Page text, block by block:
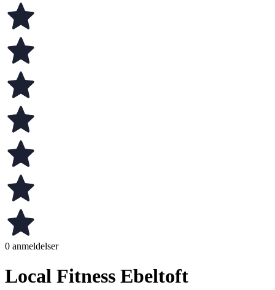
0 anmeldelser
Local Fitness Ebeltoft